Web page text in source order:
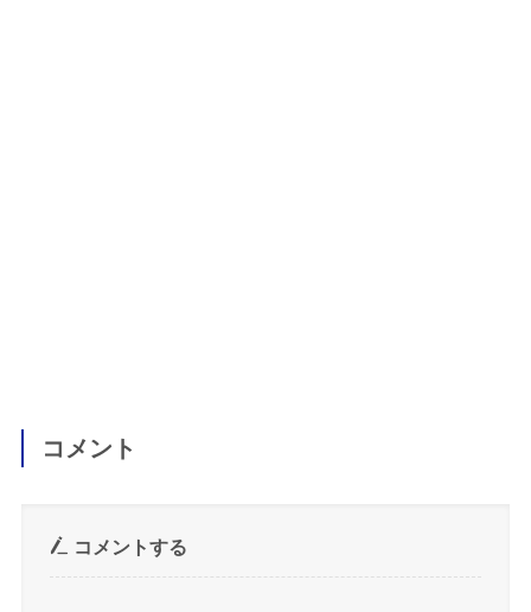
コメント
コメントする